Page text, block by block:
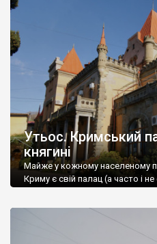
Утьос. Кримський
княгині
Майже у кожному населеному
Криму є свій палац (а часто і